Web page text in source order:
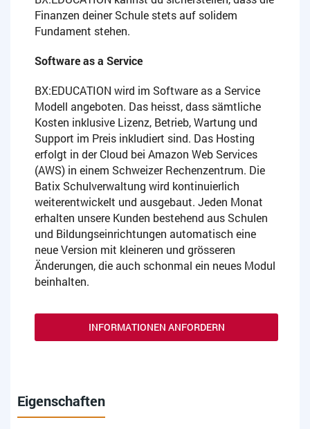
Finanzen deiner Schule stets auf solidem
Fundament stehen.
Software as a Service
BX:EDUCATION wird im Software as a Service
Modell angeboten. Das heisst, dass sämtliche
Kosten inklusive Lizenz, Betrieb, Wartung und
Support im Preis inkludiert sind. Das Hosting
erfolgt in der Cloud bei Amazon Web Services
(AWS) in einem Schweizer Rechenzentrum. Die
Batix Schulverwaltung wird kontinuierlich
weiterentwickelt und ausgebaut. Jeden Monat
erhalten unsere Kunden bestehend aus Schulen
und Bildungseinrichtungen automatisch eine
neue Version mit kleineren und grösseren
Änderungen, die auch schonmal ein neues Modul
beinhalten.
INFORMATIONEN ANFORDERN
Eigenschaften